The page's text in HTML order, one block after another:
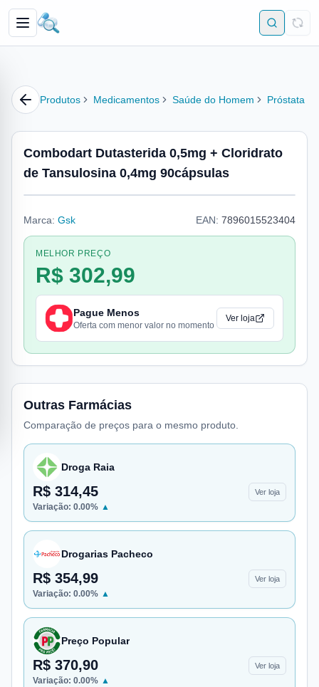
Produtos Medicamentos Saúde do Homem Próstata
Combodart Dutasterida 0,5mg + Cloridrato
de Tansulosina 0,4mg 90cápsulas
Marca: Gsk EAN: 7896015523404
MELHOR PREÇO
R$ 302,99
Pague Menos
Oferta com menor valor no momento
Ver loja
Outras Farmácias
Comparação de preços para o mesmo produto.
Droga Raia
R$ 314,45 Ver loja
Variação: 0.00% ▲
Drogarias Pacheco
R$ 354,99 Ver loja
Variação: 0.00% ▲
Preço Popular
R$ 370,90 Ver loja
Variação: 0.00% ▲